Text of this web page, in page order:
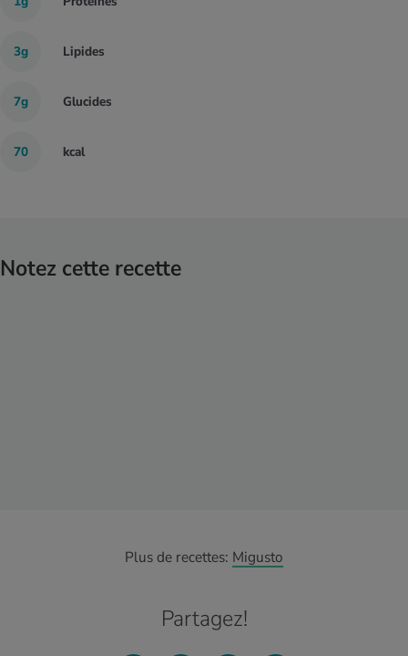
3g Lipides
7g Glucides
70 kcal
Notez cette recette
Plus de recettes: Migusto
Partagez!